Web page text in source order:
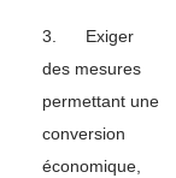
3. Exiger
des mesures
permettant une
conversion
économique,